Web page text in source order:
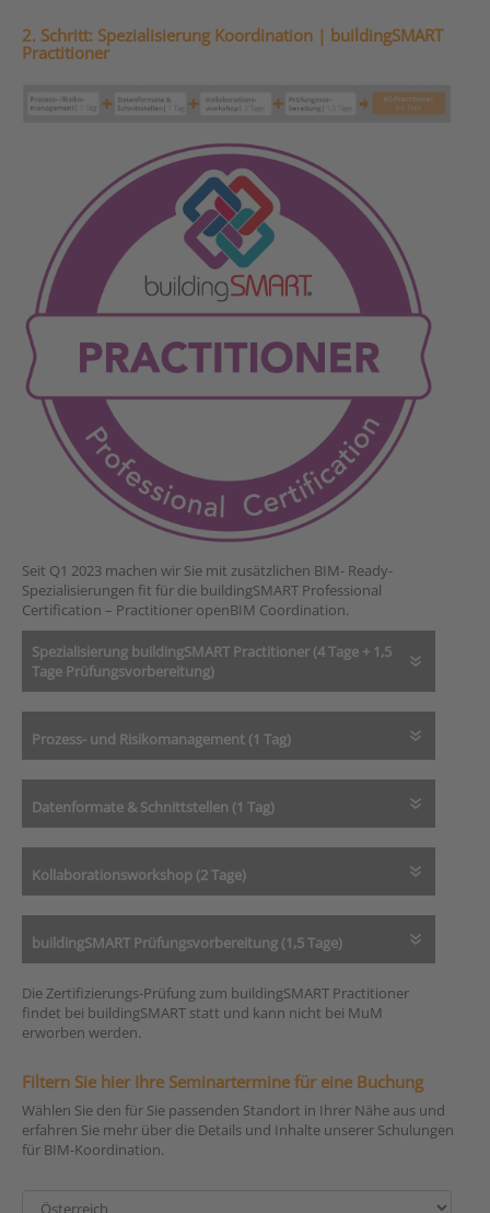
2. Schritt: Spezialisierung Koordination | buildingSMART
Practitioner
Seit Q1 2023 machen wir Sie mit zusätzlichen BIM- Ready-
Spezialisierungen fit für die buildingSMART Professional
Certification – Practitioner openBIM Coordination.
Spezialisierung buildingSMART Practitioner (4 Tage + 1,5
Tage Prüfungsvorbereitung)
Prozess- und Risikomanagement (1 Tag)
Datenformate & Schnittstellen (1 Tag)
Kollaborationsworkshop (2 Tage)
buildingSMART Prüfungsvorbereitung (1,5 Tage)
Die Zertifizierungs-Prüfung zum buildingSMART Practitioner
findet bei buildingSMART statt und kann nicht bei MuM
erworben werden.
Filtern Sie hier Ihre Seminartermine für eine Buchung
Wählen Sie den für Sie passenden Standort in Ihrer Nähe aus und
erfahren Sie mehr über die Details und Inhalte unserer Schulungen
für BIM-Koordination.